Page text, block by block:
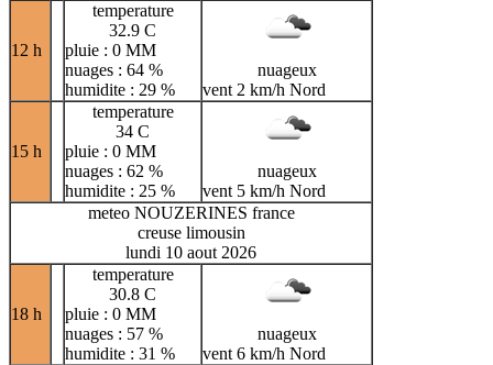
12 h
temperature
32.9 C
pluie : 0 MM
nuages : 64 %
humidite : 29 %
nuageux
vent 2 km/h Nord
15 h
temperature
34 C
pluie : 0 MM
nuages : 62 %
humidite : 25 %
nuageux
vent 5 km/h Nord
meteo NOUZERINES france
creuse limousin
lundi 10 aout 2026
18 h
temperature
30.8 C
pluie : 0 MM
nuages : 57 %
humidite : 31 %
nuageux
vent 6 km/h Nord